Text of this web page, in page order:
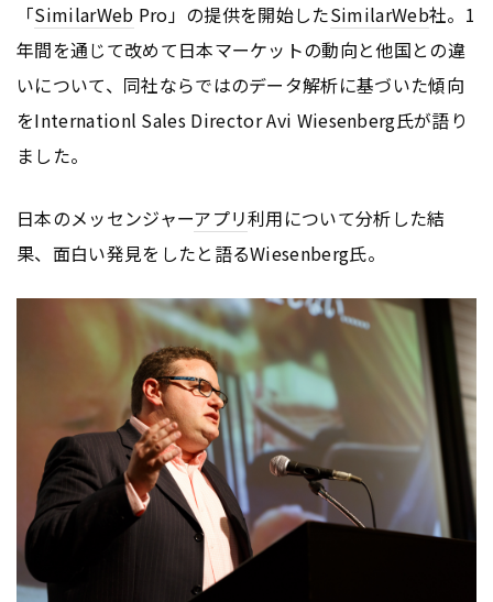
「SimilarWeb Pro」の提供を開始したSimilarWeb社。1
年間を通じて改めて日本マーケットの動向と他国との違
いについて、同社ならではのデータ解析に基づいた傾向
をInternationl Sales Director Avi Wiesenberg氏が語り
ました。
日本のメッセンジャーアプリ利用について分析した結
果、面白い発見をしたと語るWiesenberg氏。